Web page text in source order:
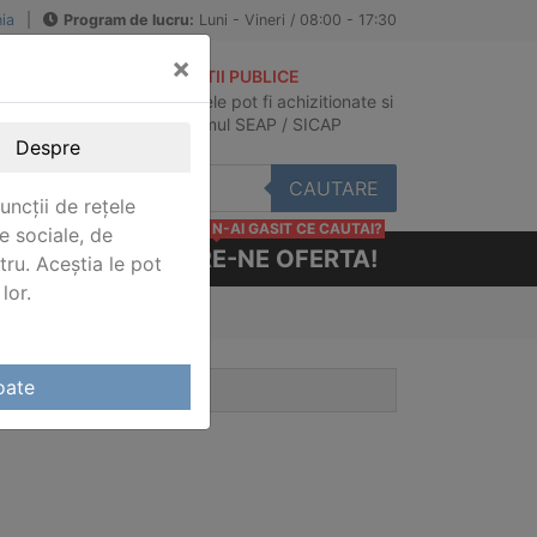
Program de lucru: Luni - Vineri / 08:00 - 17:30
ACHIZITII PUBLICE
Produsele pot fi achizitionate si
in sistemul SEAP / SICAP
CAUTARE
CERE-NE OFERTA!
N-AI GASIT CE CAUTAI?
×
Despre
de rețele
sociale, de
Aceștia le pot